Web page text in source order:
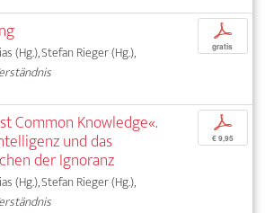
(Hg.), Stefan Rieger (Hg.),
p
gratis
Common Knowledge«.
und das
der Ignoranz
(Hg.), Stefan Rieger (Hg.),
p
€ 9,95